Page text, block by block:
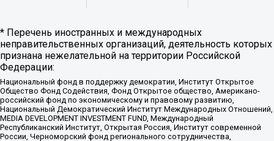
* Перечень иностранных и международных
неправительственных организаций, деятельность которых
признана нежелательной на территории Российской
Федерации:
Национальный фонд в поддержку демократии, Институт Открытое
Общество Фонд Содействия, Фонд Открытое общество, Американо-
российский фонд по экономическому и правовому развитию,
Национальный Демократический Институт Международных Отношений,
MEDIA DEVELOPMENT INVESTMENT FUND, Международный
Республиканский Институт, Открытая Россия, Институт современной
России, Черноморский фонд регионального сотрудничества,